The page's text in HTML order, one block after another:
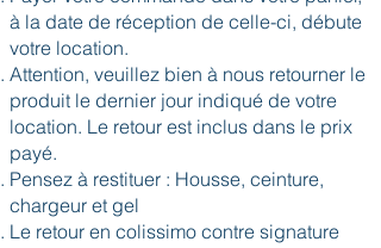
à la date de réception de celle-ci, débute
votre location.
Attention, veuillez bien à nous retourner le
produit le dernier jour indiqué de votre
location. Le retour est inclus dans le prix
payé.
Pensez à restituer : Housse, ceinture,
chargeur et gel
Le retour en colissimo contre signature